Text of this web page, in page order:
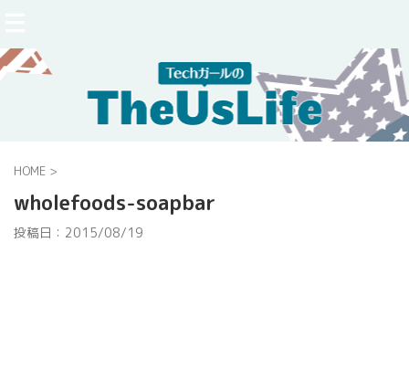
HOME >
wholefoods-soapbar
投稿日： 2015/08/19